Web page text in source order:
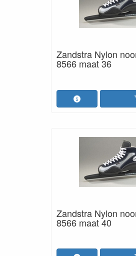
Zandstra Nylon
8566 maat 36
Zandstra Nylon
8566 maat 40